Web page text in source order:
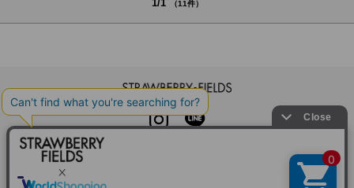
1/1 （11件）
INSTAGRAM
LINE
初めての方へ 特定商取引法に基づく表記
プライバシーポリシー 会社概要